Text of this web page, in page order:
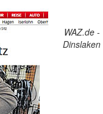
WAZ.de -
Dinslaken